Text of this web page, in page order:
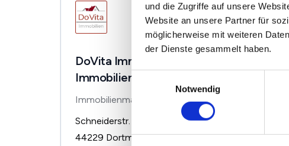
und die Zugriffe auf unsere
Website an unsere Partner für
möglicherweise mit weiteren
der Dienste gesammelt haben.
Einwilligungsauswahl
Notwendig
DoVita Immobilien -
Immobilienmakler Dortmund
Immobilienmakler
Schneiderstr. 109
44229 Dortmund